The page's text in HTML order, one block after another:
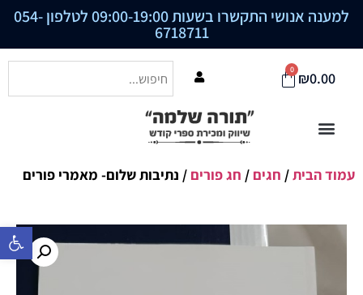
פתח סרגל
למענה אנושי התקשרו בשעות 09:00-19:00 לטלפון 054-
6718711
₪0.00
0
עמוד הבית/ חגים / חג פורים / נתיבות שלום- מאמרי פורים